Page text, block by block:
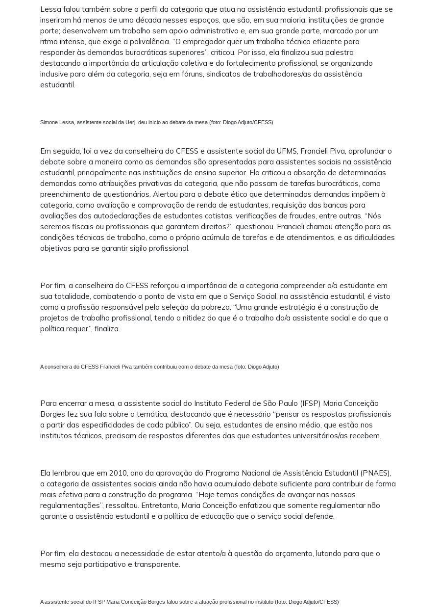
Lessa falou também sobre o perfil da categoria que atua na assistência estudantil: profissionais que se
inseriram há menos de uma década nesses espaços, que são, em sua maioria, instituições de grande
porte; desenvolvem um trabalho sem apoio administrativo e, em sua grande parte, marcado por um
ritmo intenso, que exige a polivalência. “O empregador quer um trabalho técnico eficiente para
responder às demandas burocráticas superiores”, criticou. Por isso, ela finalizou sua palestra
destacando a importância da articulação coletiva e do fortalecimento profissional, se organizando
inclusive para além da categoria, seja em fóruns, sindicatos de trabalhadores/as da assistência
estudantil.
Simone Lessa, assistente social da Uerj, deu início ao debate da mesa (foto: Diogo Adjuto/CFESS)
Em seguida, foi a vez da conselheira do CFESS e assistente social da UFMS, Francieli Piva, aprofundar o
debate sobre a maneira como as demandas são apresentadas para assistentes sociais na assistência
estudantil, principalmente nas instituições de ensino superior. Ela criticou a absorção de determinadas
demandas como atribuições privativas da categoria, que não passam de tarefas burocráticas, como
preenchimento de questionários. Alertou para o debate ético que determinadas demandas impõem à
categoria, como avaliação e comprovação de renda de estudantes, requisição das bancas para
avaliações das autodeclarações de estudantes cotistas, verificações de fraudes, entre outras. “Nós
seremos fiscais ou profissionais que garantem direitos?”, questionou. Francieli chamou atenção para as
condições técnicas de trabalho, como o próprio acúmulo de tarefas e de atendimentos, e as dificuldades
objetivas para se garantir sigilo profissional.
Por fim, a conselheira do CFESS reforçou a importância de a categoria compreender o/a estudante em
sua totalidade, combatendo o ponto de vista em que o Serviço Social, na assistência estudantil, é visto
como a profissão responsável pela seleção da pobreza. “Uma grande estratégia é a construção de
projetos de trabalho profissional, tendo a nitidez do que é o trabalho do/a assistente social e do que a
política requer”, finaliza.
A conselheira do CFESS Francieli Piva também contribuiu com o debate da mesa (foto: Diogo Adjuto)
Para encerrar a mesa, a assistente social do Instituto Federal de São Paulo (IFSP) Maria Conceição
Borges fez sua fala sobre a temática, destacando que é necessário “pensar as respostas profissionais
a partir das especificidades de cada público”. Ou seja, estudantes de ensino médio, que estão nos
institutos técnicos, precisam de respostas diferentes das que estudantes universitários/as recebem.
Ela lembrou que em 2010, ano da aprovação do Programa Nacional de Assistência Estudantil (PNAES),
a categoria de assistentes sociais ainda não havia acumulado debate suficiente para contribuir de forma
mais efetiva para a construção do programa. “Hoje temos condições de avançar nas nossas
regulamentações”, ressaltou. Entretanto, Maria Conceição enfatizou que somente regulamentar não
garante a assistência estudantil e a política de educação que o serviço social defende.
Por fim, ela destacou a necessidade de estar atento/a à questão do orçamento, lutando para que o
mesmo seja participativo e transparente.
A assistente social do IFSP Maria Conceição Borges falou sobre a atuação profissional no instituto (foto: Diogo Adjuto/CFESS)